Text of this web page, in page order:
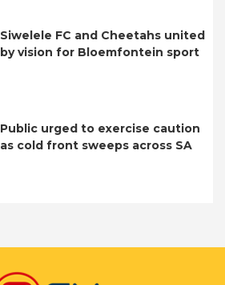
Siwelele FC and Cheetahs united
by vision for Bloemfontein sport
Public urged to exercise caution
as cold front sweeps across SA